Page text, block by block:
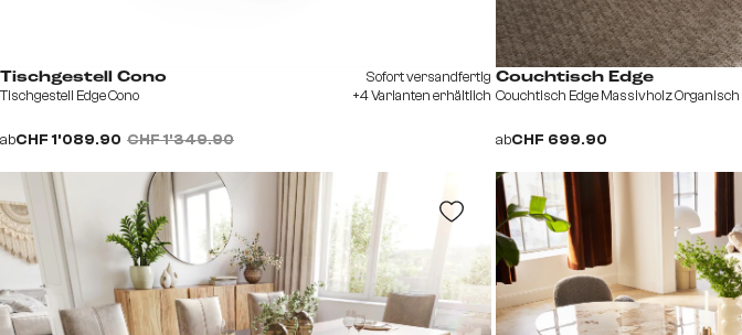
Tischgestell Cono
Tischgestell Edge Cono
abCHF 1’089.90 CHF 1’349.90
Sofort versandfertig
+4 Varianten erhältlich
Couchtisch Edge
Couchtisch Edge Massivholz Organisch
abCHF 699.90